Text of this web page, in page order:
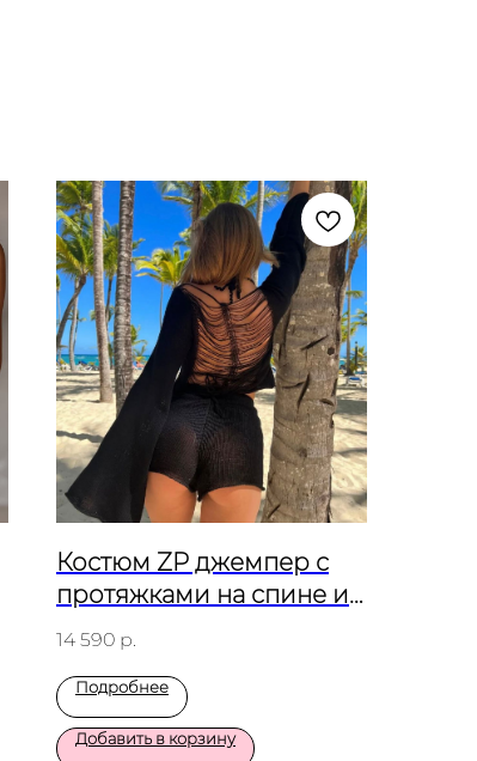
Костюм ZP джемпер с
протяжками на спине и
короткие шорты Черный
14 590 р.
Подробнее
Добавить в корзину